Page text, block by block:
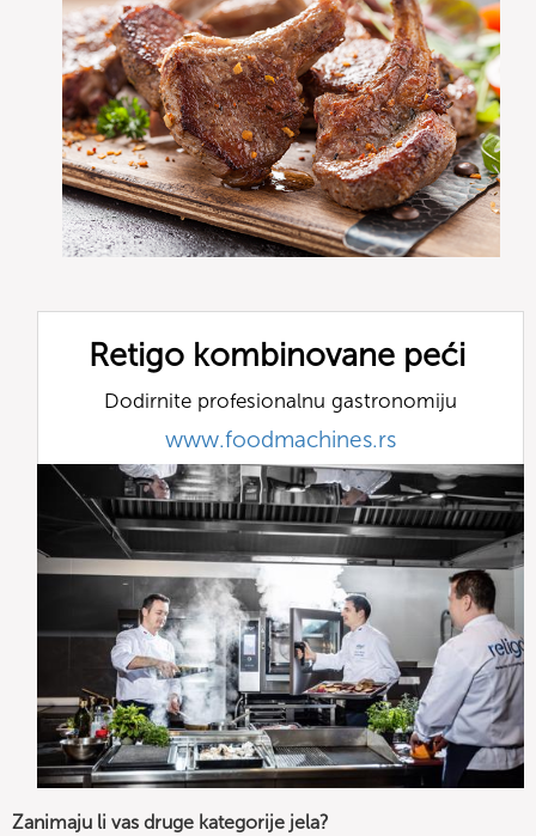
Retigo kombinovane peći
Dodirnite profesionalnu gastronomiju
www.foodmachines.rs
Zanimaju li vas druge kategorije jela?